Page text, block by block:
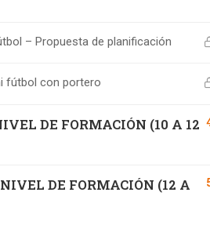
– Propuesta de planificación
fútbol con portero
DE FORMACIÓN (10 A 12
DE FORMACIÓN (12 A